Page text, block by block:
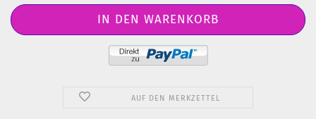
AUF DEN MERKZETTEL